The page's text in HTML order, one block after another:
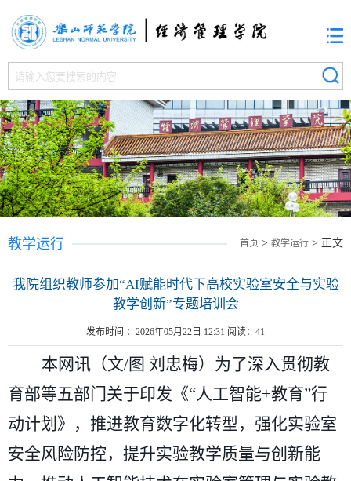
首页 > 教学运行 > 正文
教学运行
我院组织教师参加“AI赋能时代下高校实验室安全与实验
教学创新”专题培训会
发布时间 ：2026年05月22日 12:31 阅读： 41
本网讯（文/图 刘忠梅）为了深入贯彻教
育部等五部门关于印发《“人工智能+教育”行
动计划》，推进教育数字化转型，强化实验室
安全风险防控，提升实验教学质量与创新能